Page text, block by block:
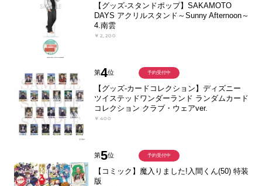
【グッズ-スタンドポップ】SAKAMOTO
DAYS アクリルスタンド～Sunny Afternoon～
4.南雲
￥2,200
第4位
【グッズ-カードコレクション】ディズニー
ツイステッドワンダーランド ランダムカード
コレクション クラブ・ウェアver.
￥400
予約受付中
第5位
【コミック】魔入りました!入間くん(50) 特装
版
予約受付中